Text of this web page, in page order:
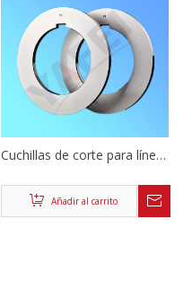
Cuchillas de corte para línea
Añadir al carrito